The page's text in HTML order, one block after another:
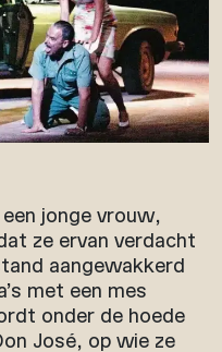
jonge vrouw,
ze ervan verdacht
aangewakkerd
met een mes
onder de hoede
José, op wie ze